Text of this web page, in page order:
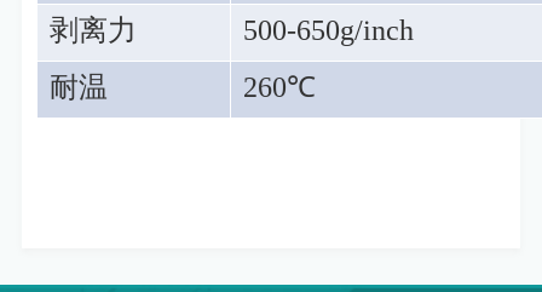
剥离力
500-650g/inch
耐温
260℃